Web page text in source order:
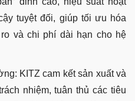
tuyệt đối, giúp tối ưu hóa
và chi phí dài hạn cho hệ
KITZ cam kết sản xuất và
nhiệm, tuân thủ các tiêu